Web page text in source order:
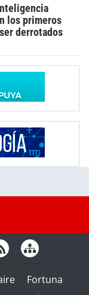
los primeros
derrotados
Fortuna